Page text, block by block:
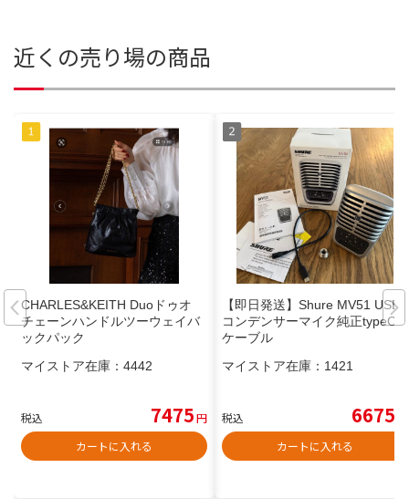
近くの売り場の商品
CHARLES&KEITH Duoドゥオ
チェーンハンドルツーウェイバ
ックパック
マイストア在庫： 4442
税込 7475円
カートに入れる
【即日発送】Shure MV51 USB
コンデンサーマイク純正typeC
ケーブル
マイストア在庫： 1421
税込 6675
カートに入れる